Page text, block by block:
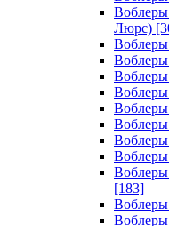
Люрс)
Воблеры
Воблеры
Воблеры
Воблеры
Воблеры
Воблеры
[183]
Воблеры